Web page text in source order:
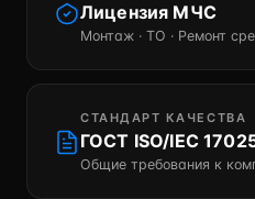
Лицензия МЧС
Монтаж · ТО · Ремонт
СТАНДАРТ КАЧЕСТВА
ГОСТ ISO/IEC
Общие требования к